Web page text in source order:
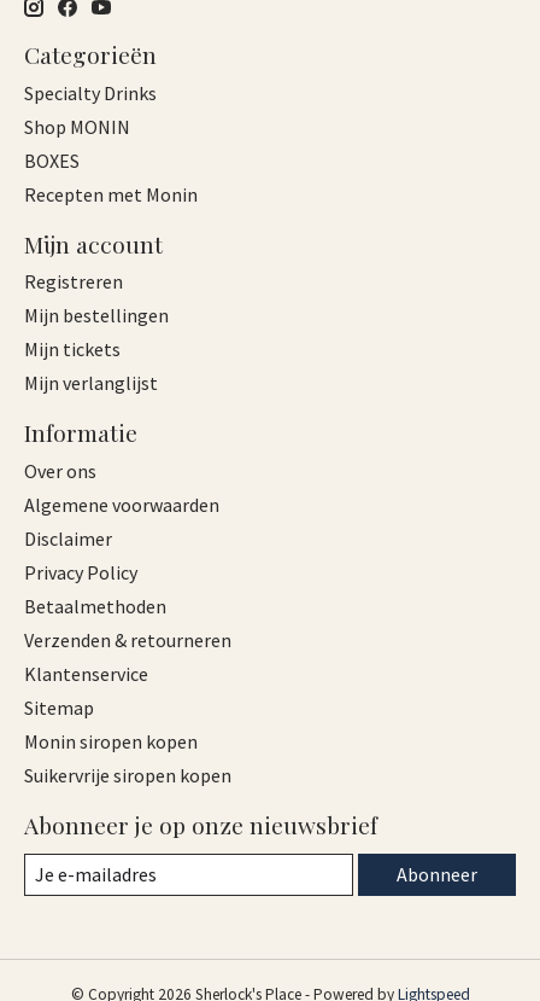
Categorieën
Specialty Drinks
Shop MONIN
BOXES
Recepten met Monin
Mijn account
Registreren
Mijn bestellingen
Mijn tickets
Mijn verlanglijst
Informatie
Over ons
Algemene voorwaarden
Disclaimer
Privacy Policy
Betaalmethoden
Verzenden & retourneren
Klantenservice
Sitemap
Monin siropen kopen
Suikervrije siropen kopen
Abonneer je op onze nieuwsbrief
Abonneer
© Copyright 2026 Sherlock's Place - Powered byLightspeed